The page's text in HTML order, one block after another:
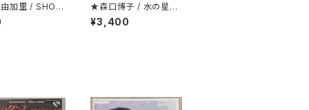
加里 / SHOW
★森口博子 / 水の星へ
愛をこめて
¥3,400